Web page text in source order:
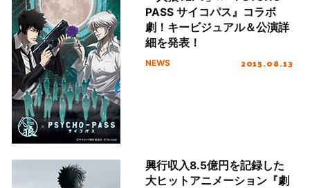
PASS サイコパス』コラボ
劇！キービジュアル＆公演詳
細を発表！
NEWS 2015.08.13
興行収入8.5億円を記録した
大ヒットアニメーション『劇